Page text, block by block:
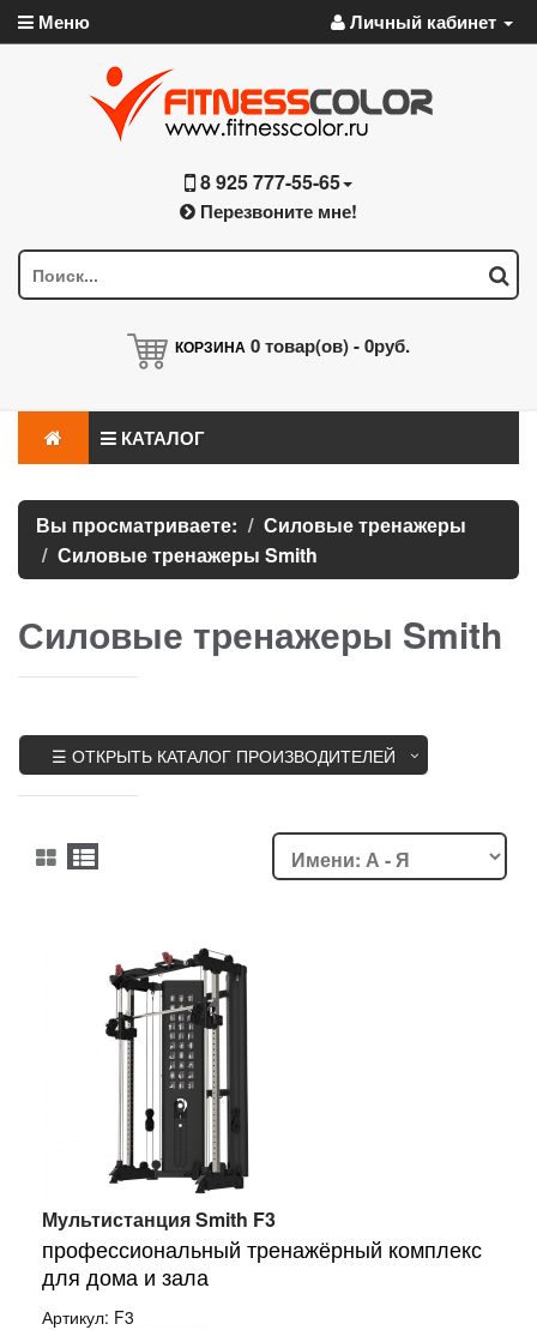
Меню Личный кабинет
8 925 777-55-65
Перезвоните мне!
КОРЗИНА 0товар(ов) -0руб.
КАТАЛОГ
Вы просматриваете:
Силовые тренажеры
Силовые тренажеры Smith
Силовые тренажеры Smith
☰ ОТКРЫТЬ КАТАЛОГ ПРОИЗВОДИТЕЛЕЙ
Мультистанция Smith F3
профессиональный тренажёрный комплекс
для дома и зала
Артикул: F3